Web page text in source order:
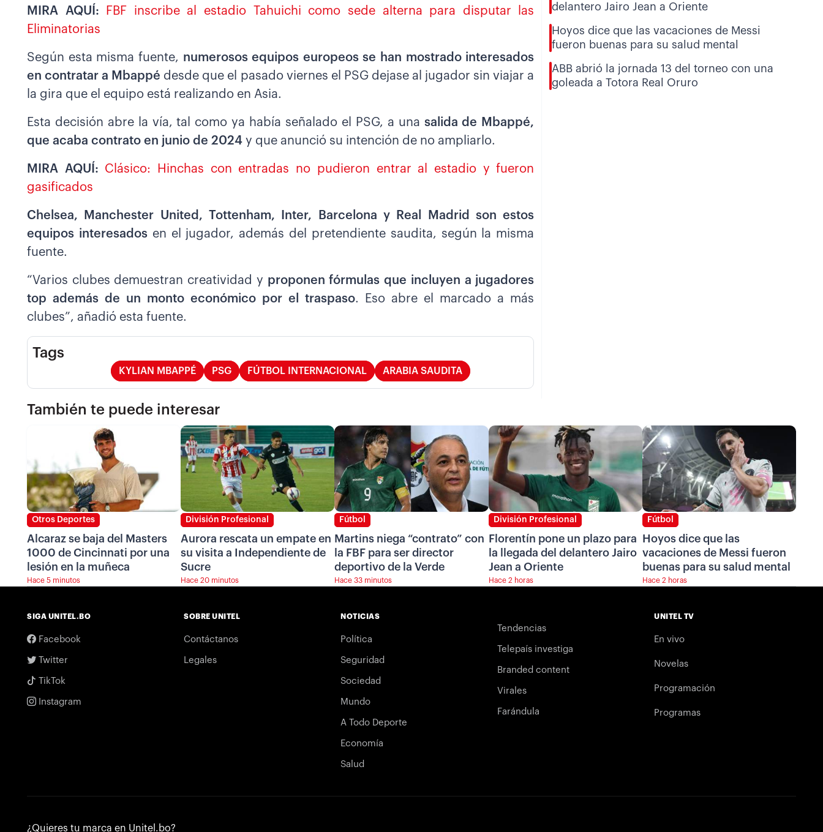
MIRA AQUÍ:
FBF inscribe al estadio Tahuichi como sede alterna para disputar las
Eliminatorias
Según esta misma fuente, numerosos equipos europeos se han mostrado interesados
en contratar a Mbappé desde que el pasado viernes el PSG dejase al jugador sin viajar a
la gira que el equipo está realizando en Asia.
Esta decisión abre la vía, tal como ya había señalado el PSG, a una salida de Mbappé,
que acaba contrato en junio de 2024 y que anunció su intención de no ampliarlo.
MIRA AQUÍ: Clásico: Hinchas con entradas no pudieron entrar al estadio y fueron
gasificados
Chelsea, Manchester United, Tottenham, Inter, Barcelona y Real Madrid son estos
equipos interesadosen el jugador, además del pretendiente saudita, según la misma
fuente.
“Varios clubes demuestran creatividad y proponen fórmulas que incluyen a jugadores
top además de un monto económico por el traspaso. Eso abre el marcado a más
clubes”, añadió esta fuente.
Tags
KYLIAN MBAPPÉ PSG FÚTBOL INTERNACIONAL ARABIA SAUDITA
delantero Jairo Jean a Oriente
Hoyos dice que las vacaciones de Messi
fueron buenas para su salud mental
ABB abrió la jornada 13 del torneo con una
goleada a Totora Real Oruro
También te puede interesar
Otros Deportes
Alcaraz se baja del Masters
1000 de Cincinnati por una
lesión en la muñeca
Hace 5 minutos
División Profesional
Aurora rescata un empate en
su visita a Independiente de
Sucre
Hace 20 minutos
Fútbol
Martins niega “contrato” con
la FBF para ser director
deportivo de la Verde
Hace 33 minutos
División Profesional
Florentín pone un plazo para
la llegada del delantero Jairo
Jean a Oriente
Hace 2 horas
Fútbol
Hoyos dice que las
vacaciones de Messi fueron
buenas para su salud mental
Hace 2 horas
SIGA UNITEL.BO
Facebook
Twitter
TikTok
Instagram
SOBRE UNITEL
Contáctanos
Legales
NOTICIAS
Política
Seguridad
Sociedad
Mundo
A Todo Deporte
Economía
Salud
Tendencias
Telepaís investiga
Branded content
Virales
Farándula
UNITEL TV
En vivo
Novelas
Programación
Programas
¿Quieres tu marca en Unitel.bo?